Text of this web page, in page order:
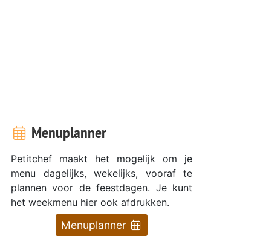
Menuplanner
Petitchef maakt het mogelijk om je
menu dagelijks, wekelijks, vooraf te
plannen voor de feestdagen. Je kunt
het weekmenu hier ook afdrukken.
Menuplanner